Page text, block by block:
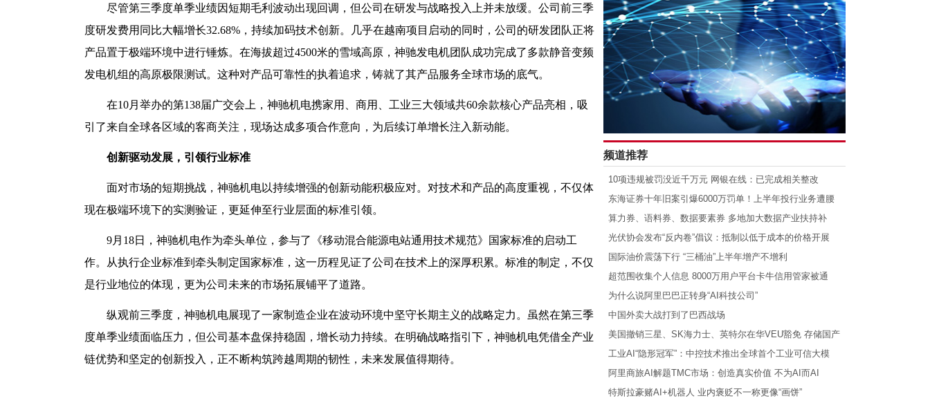
尽管第三季度单季业绩因短期毛利波动出现回调，但公司在研发与战略投入上并未放缓。公司前三季
度研发费用同比大幅增长32.68%，持续加码技术创新。几乎在越南项目启动的同时，公司的研发团队正将
产品置于极端环境中进行锤炼。在海拔超过4500米的雪域高原，神驰发电机团队成功完成了多款静音变频
发电机组的高原极限测试。这种对产品可靠性的执着追求，铸就了其产品服务全球市场的底气。
在10月举办的第138届广交会上，神驰机电携家用、商用、工业三大领域共60余款核心产品亮相，吸
引了来自全球各区域的客商关注，现场达成多项合作意向，为后续订单增长注入新动能。
创新驱动发展，引领行业标准
面对市场的短期挑战，神驰机电以持续增强的创新动能积极应对。对技术和产品的高度重视，不仅体
现在极端环境下的实测验证，更延伸至行业层面的标准引领。
9月18日，神驰机电作为牵头单位，参与了《移动混合能源电站通用技术规范》国家标准的启动工
作。从执行企业标准到牵头制定国家标准，这一历程见证了公司在技术上的深厚积累。标准的制定，不仅
是行业地位的体现，更为公司未来的市场拓展铺平了道路。
纵观前三季度，神驰机电展现了一家制造企业在波动环境中坚守长期主义的战略定力。虽然在第三季
度单季业绩面临压力，但公司基本盘保持稳固，增长动力持续。在明确战略指引下，神驰机电凭借全产业
链优势和坚定的创新投入，正不断构筑跨越周期的韧性，未来发展值得期待。